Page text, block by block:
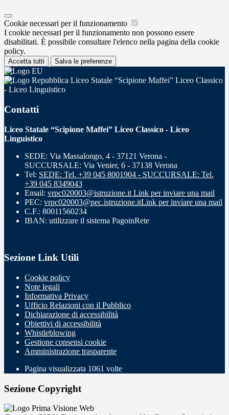
Cookie necessari per il funzionamento
I cookie necessari per il funzionamento non possono essere
disabilitati. È possibile consultare l'elenco nella pagina della cookie
policy.
Accetta tutti Salva le preferenze
Liceo Statale “Scipione Maffei” Liceo Classico
- Liceo Linguistico
Contatti
Liceo Statale “Scipione Maffei” Liceo Classico - Liceo
Linguistico
SEDE: Via Massalongo, 4 - 37121 Verona -
SUCCURSALE: Via Venier, 6 - 37138 Verona
Tel: SEDE: Tel. +39 045 8001904 - SUCCURSALE: Tel.
+39 045 8349043
Email: vrpc020003@istruzione.it Link per inviare una mail
PEC: vrpc020003@pec.istruzione.itLink per inviare una mail
C.F.: 80011560234
IBAN: utilizzare il sistema PagoinRete
Sezione Link Utili
Cookie policy
Note legali
Informativa Privacy
Ufficio Relazioni con il Pubblico
Dichiarazione di accessibilità
Obiettivi di accessibilità
Whistleblowing
Gestione consensi cookie
Amministrazione trasparente
Pagina visualizzata 1061 volte
Sezione Copyright